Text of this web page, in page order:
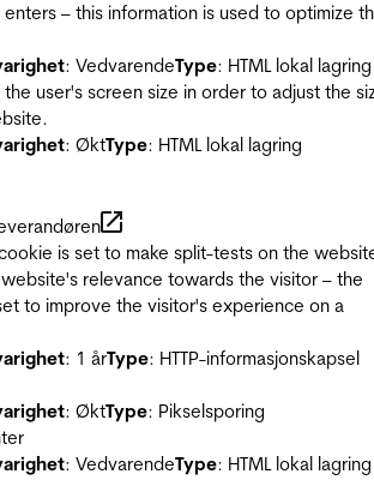
– this information is used to optimize
: VedvarendeType: HTML lokal lagring
the user's screen size in order to adjust the
: ØktType: HTML lokal lagring
is set to make split-tests on the
relevance towards the visitor – the
to improve the visitor's experience on a
: 1 årType: HTTP-informasjonskapsel
: ØktType: Pikselsporing
: VedvarendeType: HTML lokal lagring